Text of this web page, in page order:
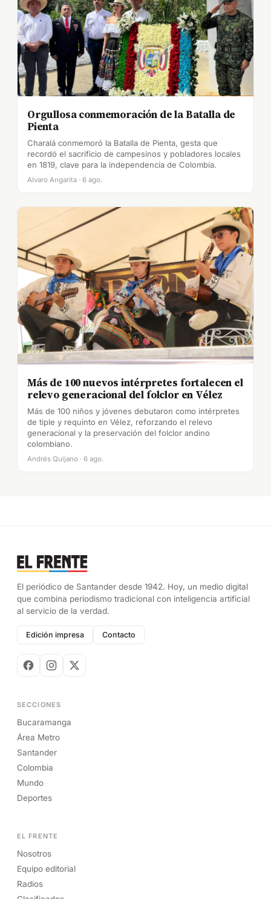
Orgullosa conmemoración de la Batalla de
Pienta
Charalá conmemoró la Batalla de Pienta, gesta que
recordó el sacrificio de campesinos y pobladores locales
en 1819, clave para la independencia de Colombia.
Alvaro Angarita · 6 ago.
Más de 100 nuevos intérpretes fortalecen el
relevo generacional del folclor en Vélez
Más de 100 niños y jóvenes debutaron como intérpretes
de tiple y requinto en Vélez, reforzando el relevo
generacional y la preservación del folclor andino
colombiano.
Andrés Quijano · 6 ago.
El periódico de Santander desde 1942. Hoy, un medio digital
que combina periodismo tradicional con inteligencia artificial
al servicio de la verdad.
Edición impresa Contacto
SECCIONES
Bucaramanga
Área Metro
Santander
Colombia
Mundo
Deportes
EL FRENTE
Nosotros
Equipo editorial
Radios